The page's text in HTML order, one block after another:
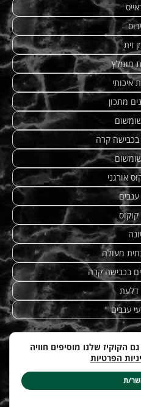
זית
מומלץ
איכותי
מתכון
בכבישה קרה
אורגני
מעולה
בכבישה קרה
דלעת
ענבים
|
Web-
©
הקוקיז שלנו מוסיפים חוויה
הפרטיות
ת